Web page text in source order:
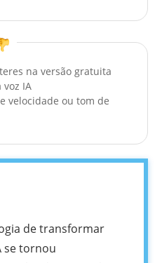
na versão gratuita
IA
velocidade ou tom de
de transformar
se tornou